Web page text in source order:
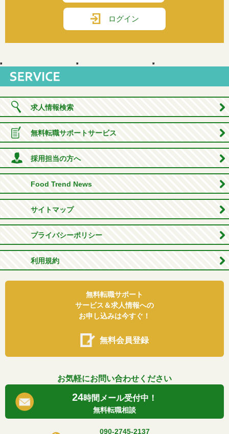
ログイン
求人情報検索
無料転職サポートサービス
採用担当の方へ
Food Trend News
サイトマップ
プライバシーポリシー
利用規約
無料転職サポート
サービス＆求人情報への
お申し込みは今すぐ！
無料会員登録
お気軽にお問い合わせください
24時間メール受付中！
無料転職相談
090-2745-2137